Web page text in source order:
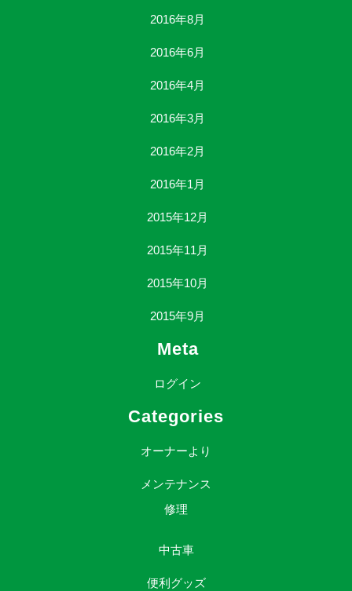
2016年8月
2016年6月
2016年4月
2016年3月
2016年2月
2016年1月
2015年12月
2015年11月
2015年10月
2015年9月
Meta
ログイン
Categories
オーナーより
メンテナンス
修理
中古車
便利グッズ